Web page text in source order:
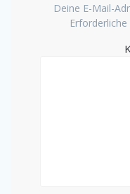
Deine E-Mail-